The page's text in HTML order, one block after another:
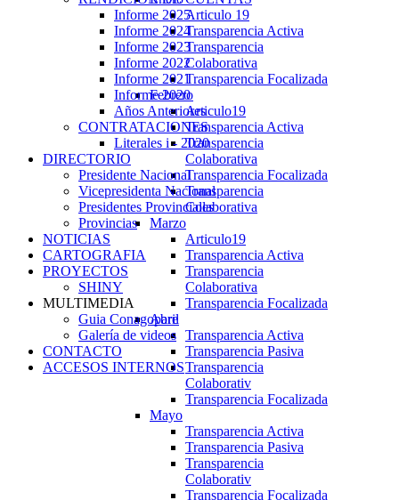
Articulo 19
Transparencia Activa
Transparencia
Colaborativa
Transparencia Focalizada
Febrero
Articulo19
Transparencia Activa
Transparencia
Colaborativa
Transparencia Focalizada
Transparencia
Colaborativa
Marzo
Articulo19
Transparencia Activa
Transparencia
Colaborativa
Transparencia Focalizada
Abril
Transparencia Activa
Transparencia Pasiva
Transparencia
Colaborativ
Transparencia Focalizada
Mayo
Transparencia Activa
Transparencia Pasiva
Transparencia
Colaborativ
Transparencia Focalizada
Informe 2025
Informe 2024
Informe 2023
Informe 2022
Informe 2021
Informe 2020
Años Anteriores
CONTRATACIONES
Literales i - 2020
DIRECTORIO
Presidente Nacional
Vicepresidenta Nacional
Presidentes Provinciales
Provincias
NOTICIAS
CARTOGRAFIA
PROYECTOS
SHINY
MULTIMEDIA
Guia Conagopare
Galería de videos
CONTACTO
ACCESOS INTERNOS